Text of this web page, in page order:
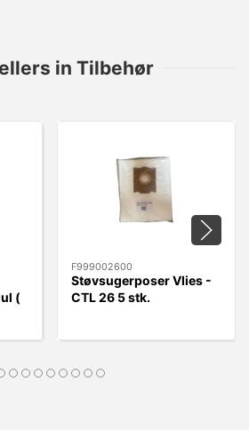
in Tilbehør
(
F999002600
Støvsugerposer Vlies -
CTL 26 5 stk.